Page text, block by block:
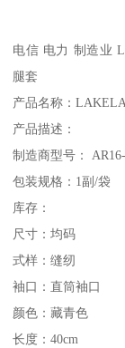
电信 电力 制造业
腿套
产品名称：
产品描述：
制造商型号：
包装规格：1副/袋
库存：
尺寸：均码
式样：缝纫
袖口：直筒袖口
颜色：藏青色
长度：40cm